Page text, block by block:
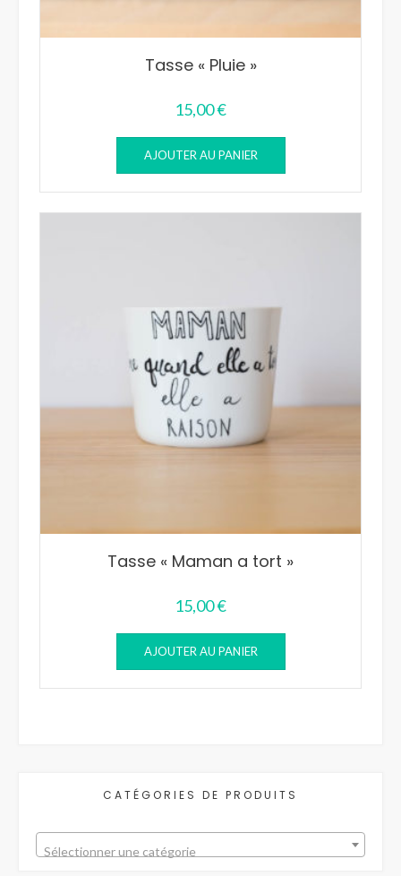
Tasse « Pluie »
15,00€
AJOUTER AU PANIER
Tasse « Maman a tort »
15,00€
AJOUTER AU PANIER
CATÉGORIES DE PRODUITS
Sélectionner une catégorie